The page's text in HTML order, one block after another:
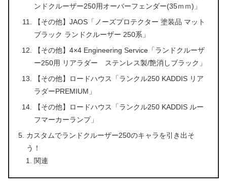
ンドクルーザー250用オーバーフェンダー(35ｍｍ)」
【その他】JAOS「ノーズプロテクター 塗装品 マット
ブラック ランドクルーザー 250系」
【その他】4×4 Engineering Service「ランドクルーザ
ー250用 リアラダー ステンレス製/艶消しブラック」
【その他】ロードハウス「ランクル250 KADDIS リア
ラダーPREMIUM」
【その他】ロードハウス「ランクル250 KADDIS ルー
フマーカーランプ」
カスタムでランドクルーザー250のキャラを引き出そ
う！
関連